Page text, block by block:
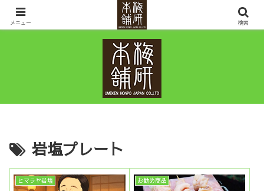
ヒマラヤ岩塩・岩盤浴ベッドなど鉱石の販売を通して10年先の健康と幸せを考
えるお店です。
岩塩プレート
ヒマラヤ岩塩 お勧め商品
メニュー 検索